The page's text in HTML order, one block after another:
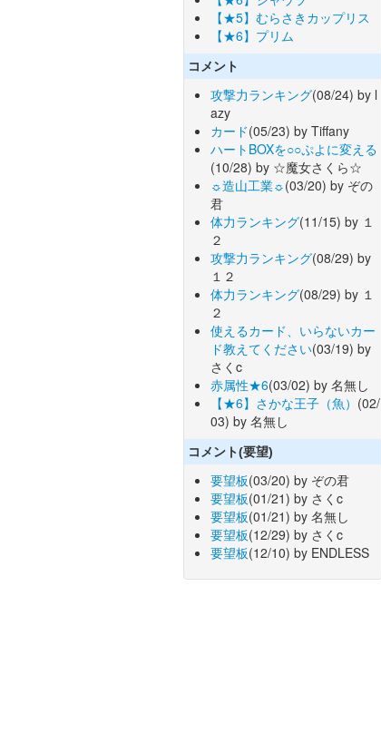
【★5】むらさきカップリス
【★6】プリム
コメント
攻撃力ランキング(08/24) by l
azy
カード(05/23) by Tiffany
ハートBOXを○○ぷよに変える
(10/28) by ☆魔女さくら☆
☼造山工業☼(03/20) by ぞの
君
体力ランキング(11/15) by １
２
攻撃力ランキング(08/29) by
１２
体力ランキング(08/29) by １
２
使えるカード、いらないカー
ド教えてください(03/19) by
さくc
赤属性★6(03/02) by 名無し
【★6】さかな王子（魚） (02/
03) by 名無し
コメント(要望)
要望板(03/20) by ぞの君
要望板(01/21) by さくc
要望板(01/21) by 名無し
要望板(12/29) by さくc
要望板(12/10) by ENDLESS